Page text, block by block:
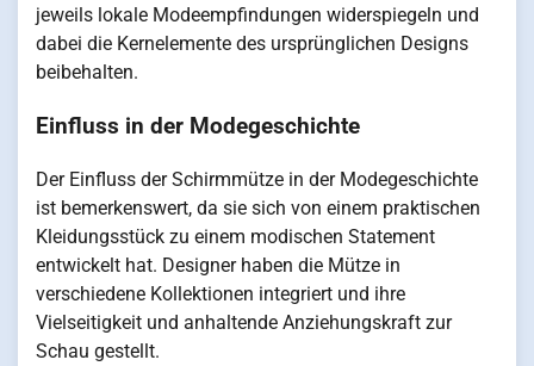
jeweils lokale Modeempfindungen widerspiegeln und
dabei die Kernelemente des ursprünglichen Designs
beibehalten.
Einfluss in der Modegeschichte
Der Einfluss der Schirmmütze in der Modegeschichte
ist bemerkenswert, da sie sich von einem praktischen
Kleidungsstück zu einem modischen Statement
entwickelt hat. Designer haben die Mütze in
verschiedene Kollektionen integriert und ihre
Vielseitigkeit und anhaltende Anziehungskraft zur
Schau gestellt.